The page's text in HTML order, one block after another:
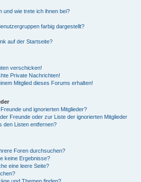
und wie trete ich ihnen bei?
farbig dargestellt?
auf der Startseite?
verschicken!
Private Nachrichten!
Mitglied dieses Forums erhalten!
und ignorierten Mitglieder?
Freunde oder zur Liste der ignorierten Mitglieder
den Listen entfernen?
Foren durchsuchen?
keine Ergebnisse?
eine leere Seite?